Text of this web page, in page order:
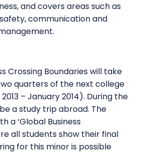
and covers areas such as
communication and
Crossing Boundaries will take
quarters of the next college
– January 2014). During the
a study trip abroad. The
a ‘Global Business
all students show their final
for this minor is possible